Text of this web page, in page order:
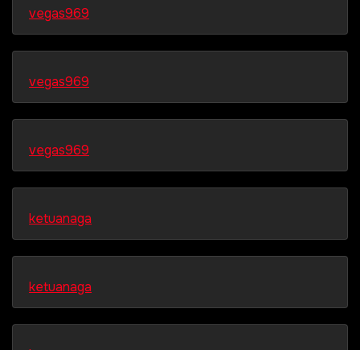
vegas969
vegas969
vegas969
ketuanaga
ketuanaga